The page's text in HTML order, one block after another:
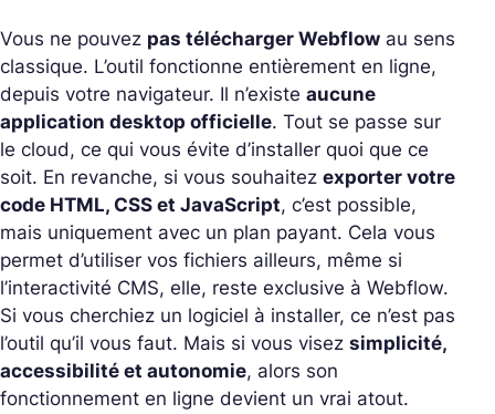
Vous ne pouvez pas télécharger Webflow au sens
classique. L’outil fonctionne entièrement en ligne,
depuis votre navigateur. Il n’existe aucune
application desktop officielle. Tout se passe sur
le cloud, ce qui vous évite d’installer quoi que ce
soit. En revanche, si vous souhaitez exporter votre
code HTML, CSS et JavaScript, c’est possible,
mais uniquement avec un plan payant. Cela vous
permet d’utiliser vos fichiers ailleurs, même si
l’interactivité CMS, elle, reste exclusive à Webflow.
Si vous cherchiez un logiciel à installer, ce n’est pas
l’outil qu’il vous faut. Mais si vous visez simplicité,
accessibilité et autonomie, alors son
fonctionnement en ligne devient un vrai atout.